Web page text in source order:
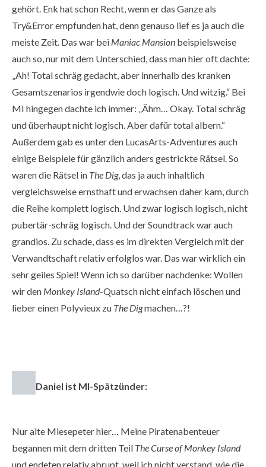
gehört. Enk hat schon Recht, wenn er das Ganze als
Try&Error empfunden hat, denn genauso lief es ja auch die
meiste Zeit. Das war bei Maniac Mansion beispielsweise
auch so, nur mit dem Unterschied, dass man hier oft dachte:
„Ah! Total schräg gedacht, aber innerhalb des kranken
Gesamtszenarios irgendwie doch logisch. Und witzig.“ Bei
MI hingegen dachte ich immer: „Ähm… Okay. Total schräg
und überhaupt nicht logisch. Aber dafür total albern.“
Außerdem gab es unter den LucasArts-Adventures auch
einige Beispiele für gänzlich anders gestrickte Rätsel. So
waren die Rätsel in The Dig, das ja auch inhaltlich
vergleichsweise ernsthaft und erwachsen daher kam, durch
die Reihe komplett logisch. Und zwar logisch logisch, nicht
pubertär-schräg logisch. Und der Soundtrack war auch
grandios. Zu schade, dass es im direkten Vergleich mit der
Verwandtschaft relativ erfolglos war. Das war wirklich ein
sehr geiles Spiel! Wenn ich so darüber nachdenke: Wollen
wir den Monkey Island-Quatsch nicht einfach löschen und
lieber einen Polyvieux zu The Digmachen…?!
Daniel ist MI-Spätzünder:
Nur alte Miesepeter hier… Meine Piratenabenteuer
begannen mit dem dritten Teil The Curse of Monkey Island
und endeten relativ abrupt, weil ich nicht verstand, wie die